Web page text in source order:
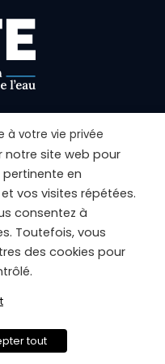
réseaux
(S.T.E.)
d’Aiguebelette – BP
à votre vie privée
notre site web pour
en
vos visites répétées.
consentez à
Toutefois, vous
des cookies pour
tout